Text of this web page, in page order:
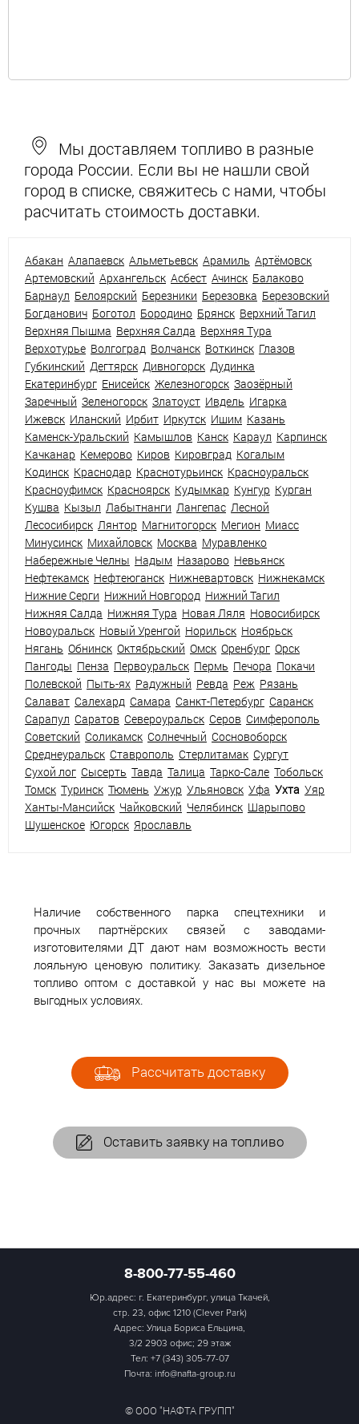
Мы доставляем топливо в разные
города России. Если вы не нашли свой
город в списке, свяжитесь с нами, чтобы
расчитать стоимость доставки.
Абакан Алапаевск Альметьевск Арамиль Артёмовск
Артемовский Архангельск Асбест Ачинск Балаково
Барнаул Белоярский Березники Березовка Березовский
Богданович Боготол Бородино Брянск Верхний Тагил
Верхняя Пышма Верхняя Салда Верхняя Тура
Верхотурье Волгоград Волчанск Воткинск Глазов
Губкинский Дегтярск Дивногорск Дудинка
Екатеринбург Енисейск Железногорск Заозёрный
Заречный Зеленогорск Златоуст Ивдель Игарка
Ижевск Иланский Ирбит Иркутск Ишим Казань
Каменск-Уральский Камышлов Канск Караул Карпинск
Качканар Кемерово Киров Кировград Когалым
Кодинск Краснодар Краснотурьинск Красноуральск
Красноуфимск Красноярск Кудымкар Кунгур Курган
Кушва Кызыл Лабытнанги Лангепас Лесной
Лесосибирск Лянтор Магнитогорск Мегион Миасс
Минусинск Михайловск Москва Муравленко
Набережные Челны Надым Назарово Невьянск
Нефтекамск Нефтеюганск Нижневартовск Нижнекамск
Нижние Серги Нижний Новгород Нижний Тагил
Нижняя Салда Нижняя Тура Новая Ляля Новосибирск
Новоуральск Новый Уренгой Норильск Ноябрьск
Нягань Обнинск Октябрьский Омск Оренбург Орск
Пангоды Пенза Первоуральск Пермь Печора Покачи
Полевской Пыть-ях Радужный Ревда Реж Рязань
Салават Салехард Самара Санкт-Петербург Саранск
Сарапул Саратов Североуральск Серов Симферополь
Советский Соликамск Солнечный Сосновоборск
Среднеуральск Ставрополь Стерлитамак Сургут
Сухой лог Сысерть Тавда Талица Тарко-Сале Тобольск
Томск Туринск Тюмень Ужур Ульяновск Уфа Ухта Уяр
Ханты-Мансийск Чайковский Челябинск Шарыпово
Шушенское Югорск Ярославль
Наличие собственного парка спецтехники и
прочных партнёрских связей с заводами-
изготовителями ДТ дают нам возможность вести
лояльную ценовую политику. Заказать дизельное
топливо оптом с доставкой у нас вы можете на
выгодных условиях.
Рассчитать доставку
Оставить заявку на топливо
8-800-77-55-460
Юр.адрес: г. Екатеринбург, улица Ткачей,
стр. 23, офис 1210 (Clever Park)
Адрес: Улица Бориса Ельцина,
3/2 2903 офис; 29 этаж
Тел: +7 (343) 305-77-07
Почта: info@nafta-group.ru
© ООО "НАФТА ГРУПП"